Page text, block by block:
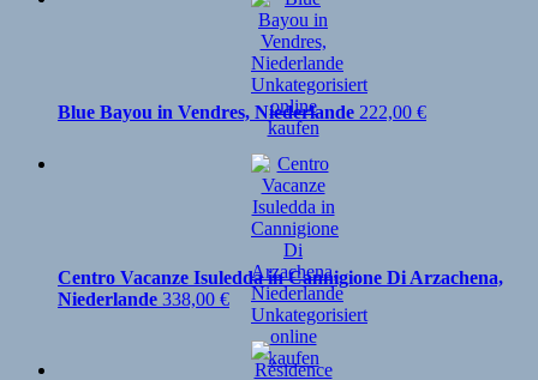
Blue Bayou in Vendres, Niederlande 222,00 €
Centro Vacanze Isuledda in Cannigione Di Arzachena,
Niederlande 338,00 €